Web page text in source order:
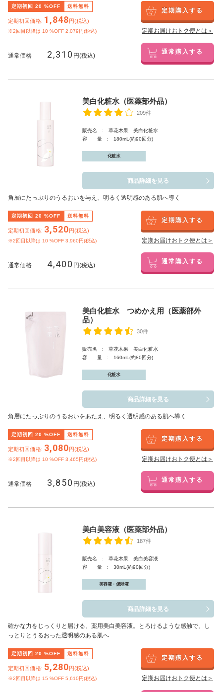
定期初回 20 %OFF 送料無料
定期初回価格: 1,848円(税込)
※2回目以降は 10 %OFF 2,079円(税込)
定期購入する
定期お届けおトク便とは＞
通常価格 2,310 円(税込) 通常購入する
美白化粧水（医薬部外品）
209件
販売名 : 草花木果 美白化粧水
容 量 : 180mL(約90回分)
化粧水
商品詳細を見る
角層にたっぷりのうるおいを与え、明るく透明感のある肌へ導く
定期初回 20 %OFF 送料無料
定期初回価格: 3,520円(税込)
※2回目以降は 10 %OFF 3,960円(税込)
定期購入する
定期お届けおトク便とは＞
通常価格 4,400 円(税込) 通常購入する
美白化粧水 つめかえ用（医薬部外
品）
30件
販売名 : 草花木果 美白化粧水
容 量 : 160mL(約80回分)
化粧水
商品詳細を見る
角層にたっぷりのうるおいをあたえ、明るく透明感のある肌へ導く
定期初回 20 %OFF 送料無料
定期初回価格: 3,080円(税込)
※2回目以降は 10 %OFF 3,465円(税込)
定期購入する
定期お届けおトク便とは＞
通常価格 3,850 円(税込) 通常購入する
美白美容液（医薬部外品）
187件
販売名 : 草花木果 美白美容液
容 量 : 30mL(約90回分)
美容液・保湿液
商品詳細を見る
確かな力をじっくりと届ける、薬用美白美容液。とろけるような感触で、し
っとりとうるおった透明感のある肌へ
定期初回 20 %OFF 送料無料
定期初回価格: 5,280円(税込)
※2回目以降は 15 %OFF 5,610円(税込)
定期購入する
定期お届けおトク便とは＞